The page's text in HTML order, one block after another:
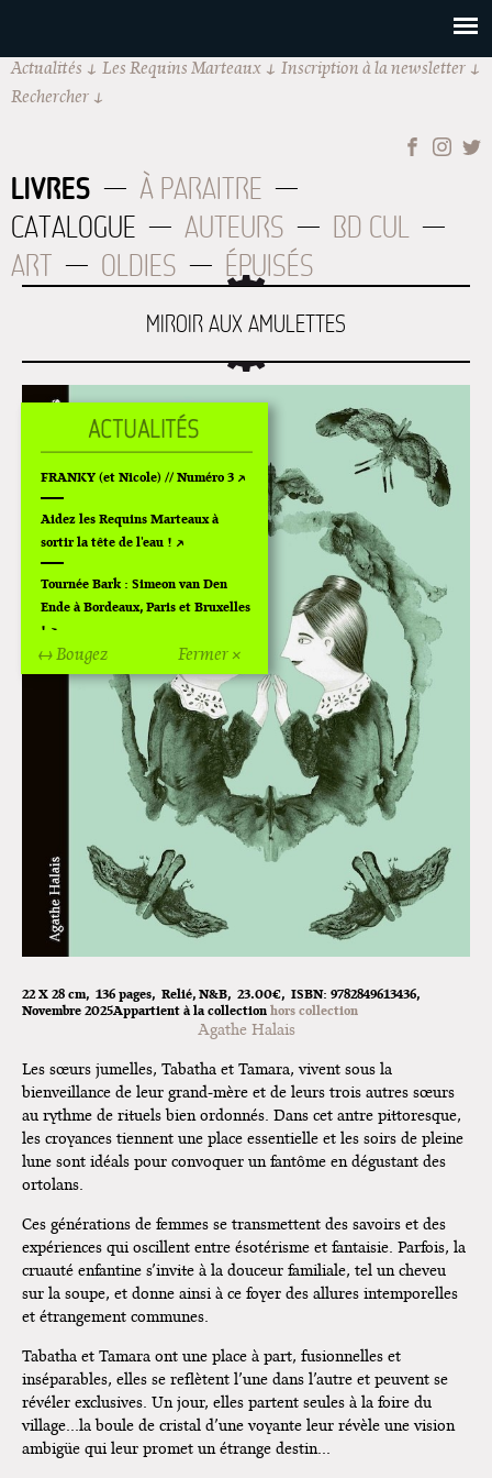
Actualités Les Requins Marteaux
Inscription à la newsletter
Rechercher
LIVRES
À PARAITRE
CATALOGUE
AUTEURS
BD CUL
ART
OLDIES ÉPUISÉS
MIROIR AUX AMULETTES
22 X 28 cm 136 pages Relié N&B 23.00€ ISBN: 9782849613436
Novembre 2025Appartient à la collection hors collection
Agathe Halais
Les sœurs jumelles, Tabatha et Tamara, vivent sous la
bienveillance de leur grand-mère et de leurs trois autres sœurs
au rythme de rituels bien ordonnés. Dans cet antre pittoresque,
les croyances tiennent une place essentielle et les soirs de pleine
lune sont idéals pour convoquer un fantôme en dégustant des
ortolans.
Ces générations de femmes se transmettent des savoirs et des
expériences qui oscillent entre ésotérisme et fantaisie. Parfois, la
cruauté enfantine s’invite à la douceur familiale, tel un cheveu
sur la soupe, et donne ainsi à ce foyer des allures intemporelles
et étrangement communes.
Tabatha et Tamara ont une place à part, fusionnelles et
inséparables, elles se reflètent l’une dans l’autre et peuvent se
révéler exclusives. Un jour, elles partent seules à la foire du
village…la boule de cristal d’une voyante leur révèle une vision
ambigüe qui leur promet un étrange destin…
Fermer ×
↔ Bougez
FRANKY (et Nicole) // Numéro 3
Aidez les Requins Marteaux à
sortir la tête de l'eau !
Tournée Bark : Simeon van Den
Ende à Bordeaux, Paris et Bruxelles
!
Off Of Off d'Angoulême 2024
Superette de noël à Pola
L'exposition de Fungirl à
Lancements de "Ras le bol" de
Exposition "Fungirl : Funeral
Home" à Colomiers
Dédicace de Gwénola Carrère à